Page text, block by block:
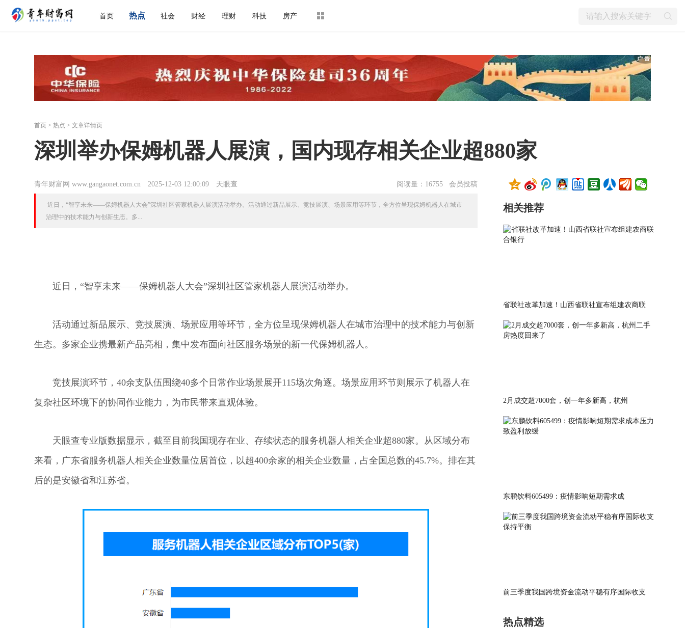
首页 热点 社会 财经 理财 科技 房产
首页 > 热点 > 文章详情页
深圳举办保姆机器人展演，国内现存相关企业超880家
青年财富网 www.gangaonet.com.cn 2025-12-03 12:00:09 天眼查 阅读量：16755 会员投稿
近日，“智享未来——保姆机器人大会”深圳社区管家机器人展演活动举办。活动通过新品展示、竞技展演、场景应用等环节，全方位呈现保姆机器人在城市
治理中的技术能力与创新生态。多...
近日，“智享未来——保姆机器人大会”深圳社区管家机器人展演活动举办。
活动通过新品展示、竞技展演、场景应用等环节，全方位呈现保姆机器人在城市治理中的技术能力与创新
生态。多家企业携最新产品亮相，集中发布面向社区服务场景的新一代保姆机器人。
竞技展演环节，40余支队伍围绕40多个日常作业场景展开115场次角逐。场景应用环节则展示了机器人在
复杂社区环境下的协同作业能力，为市民带来直观体验。
天眼查专业版数据显示，截至目前我国现存在业、存续状态的服务机器人相关企业超880家。从区域分布
来看，广东省服务机器人相关企业数量位居首位，以超400余家的相关企业数量，占全国总数的45.7%。排在其
后的是安徽省和江苏省。
相关推荐
省联社改革加速！山西省联社宣布组建农商联
2月成交超7000套，创一年多新高，杭州
东鹏饮料605499：疫情影响短期需求成
前三季度我国跨境资金流动平稳有序国际收支
热点精选